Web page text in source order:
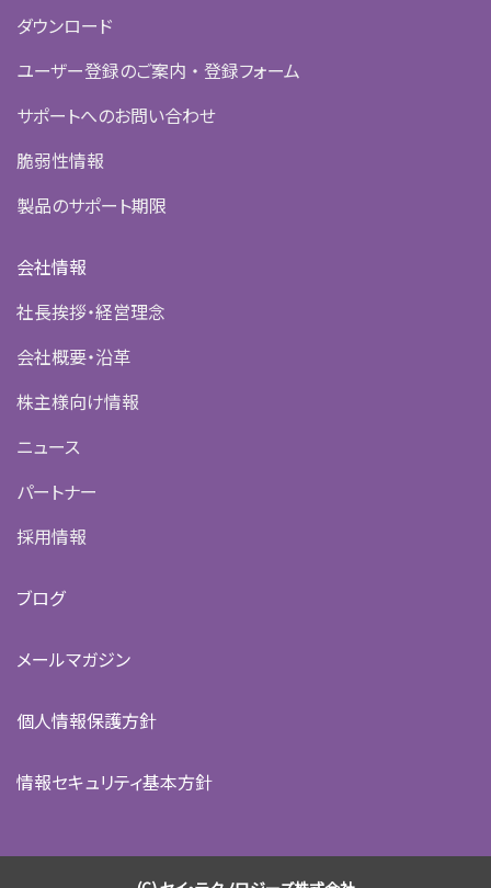
ダウンロード
ユーザー登録のご案内 ・ 登録フォーム
サポートへのお問い合わせ
脆弱性情報
製品のサポート期限
会社情報
社長挨拶・経営理念
会社概要・沿革
株主様向け情報
ニュース
パートナー
採用情報
ブログ
メールマガジン
個人情報保護方針
情報セキュリティ基本方針